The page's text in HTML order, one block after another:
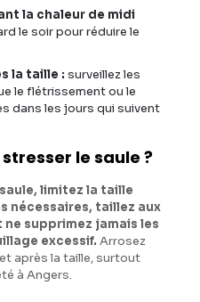
la chaleur de midi
le soir pour réduire le
la taille : surveillez les
le flétrissement ou le
dans les jours qui suivent
le saule ?
limitez la taille
nécessaires, taillez aux
supprimez jamais les
excessif. Arrosez
après la taille, surtout
à Angers.